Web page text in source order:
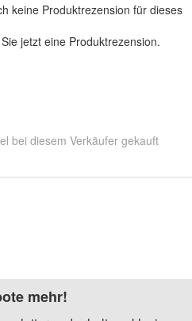
keine Produktrezension für dieses
jetzt eine Produktrezension.
bei diesem Verkäufer gekauft
mehr!